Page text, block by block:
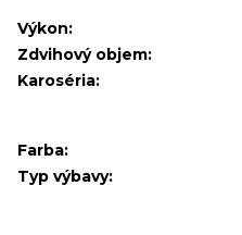
Výkon:
Zdvihový objem:
Karoséria:
Farba:
Typ výbavy: